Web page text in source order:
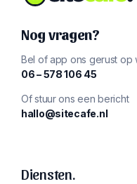
Nog vragen?
Bel of app ons gerust op
‪06 – 578 106 45‬
Of stuur ons een bericht
hallo@sitecafe.nl
Diensten.